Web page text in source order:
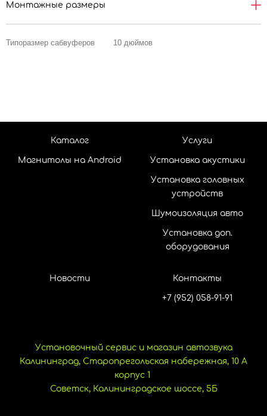
Монтажные размеры
Типоразмер сабвуферов 10 дюймов
Каталог
Магнитолы на Android
Услуги
Установка акустики
Установка головных
устройств
Шумоизоляция авто
Установка доп.
оборудования
Новости Контакты
+7 (952) 058-91-91
Установочный сервис и магазин автозвука
Калининград, Старопрегольская набережная, 10 А
корпус 1
Советск, Калининградское шоссе, 5Б